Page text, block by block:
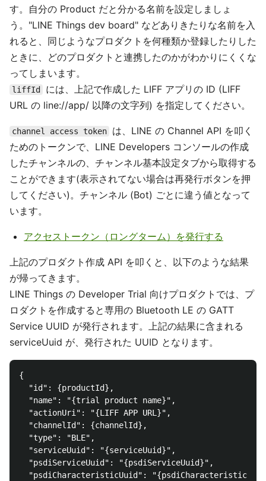
す。自分の Product だと分かる名前を設定しましょ
う。"LINE Things dev board" などありきたりな名前を入
れると、同じようなプロダクトを何種類か登録したりした
ときに、どのプロダクトと連携したのかがわかりにくくな
ってしまいます。
liffId
には、上記で作成した LIFF アプリの ID (LIFF
URL の line://app/ 以降の文字列) を指定してください。
channel access token
は、LINE の Channel API を叩く
ためのトークンで、LINE Developers コンソールの作成
したチャンネルの、チャンネル基本設定タブから取得する
ことができます(表示されてない場合は再発行ボタンを押
してください)。チャンネル (Bot) ごとに違う値となって
います。
アクセストークン（ロングターム）を発行する
上記のプロダクト作成 API を叩くと、以下のような結果
が帰ってきます。
LINE Things の Developer Trial 向けプロダクトでは、プ
ロダクトを作成すると専用の Bluetooth LE の GATT
Service UUID が発行されます。上記の結果に含まれる
serviceUuid が、発行された UUID となります。
{
  "id": {productId},
  "name": "{trial product name}",
  "actionUri": "{LIFF APP URL}",
  "channelId": {channelId},
  "type": "BLE",
  "serviceUuid": "{serviceUuid}",
  "psdiServiceUuid": "{psdiServiceUuid}",
"psdiCharacteristicUuid":